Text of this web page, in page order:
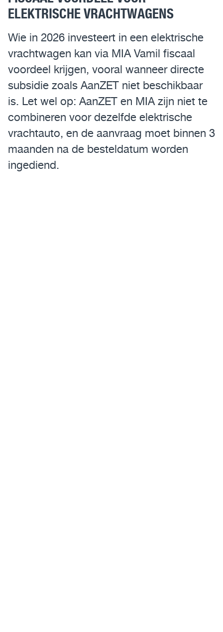
Assistentiesystemen voor jouw MAN
Mobile24
MAN Werkplaatsen
MAN Smart Tacho
ELEKTRISCHE VRACHTWAGENS
Wie in 2026 investeert in een elektrische
vrachtwagen kan via MIA Vamil fiscaal
voordeel krijgen, vooral wanneer directe
subsidie zoals AanZET niet beschikbaar
is. Let wel op: AanZET en MIA zijn niet te
combineren voor dezelfde elektrische
vrachtauto, en de aanvraag moet binnen 3
maanden na de besteldatum worden
ingediend.